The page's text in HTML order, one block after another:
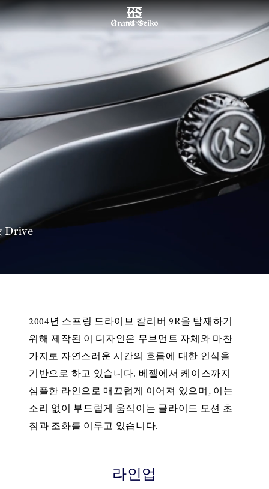
MENU
Drive
2004년 스프링 드라이브 칼리버 9R을 탑재하기
위해 제작된 이 디자인은 무브먼트 자체와 마찬
가지로 자연스러운 시간의 흐름에 대한 인식을
기반으로 하고 있습니다. 베젤에서 케이스까지
심플한 라인으로 매끄럽게 이어져 있으며, 이는
소리 없이 부드럽게 움직이는 글라이드 모션 초
침과 조화를 이루고 있습니다.
라인업